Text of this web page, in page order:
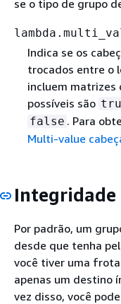
se o tipo de grupo
Indica se os
trocados entre o
incluem matrizes
possíveis são
false . Para
Multi-value
Integridade
Por padrão, um
desde que tenha
você tiver uma
apenas um destino
vez disso, você